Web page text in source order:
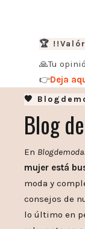
🏆
🙏Tu
👉Deja
🧡
Blog
En
mujer está
moda y
consejos de
lo último en